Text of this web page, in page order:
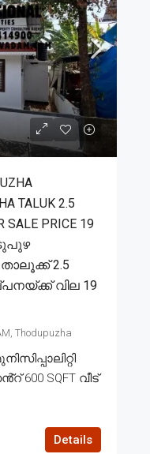
TALUK 2.5
SALE PRICE 19
2.5
വില 19
Thodupuzha
SQFT വീട്
Details